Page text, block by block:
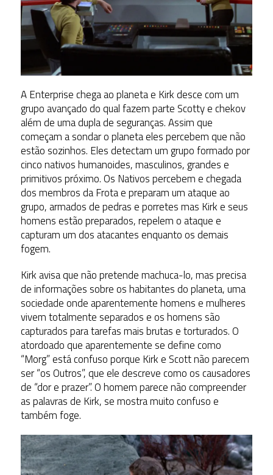
A Enterprise chega ao planeta e Kirk desce com um
grupo avançado do qual fazem parte Scotty e chekov
além de uma dupla de seguranças. Assim que
começam a sondar o planeta eles percebem que não
estão sozinhos. Eles detectam um grupo formado por
cinco nativos humanoides, masculinos, grandes e
primitivos próximo. Os Nativos percebem e chegada
dos membros da Frota e preparam um ataque ao
grupo, armados de pedras e porretes mas Kirk e seus
homens estão preparados, repelem o ataque e
capturam um dos atacantes enquanto os demais
fogem.
Kirk avisa que não pretende machuca-lo, mas precisa
de informações sobre os habitantes do planeta, uma
sociedade onde aparentemente homens e mulheres
vivem totalmente separados e os homens são
capturados para tarefas mais brutas e torturados. O
atordoado que aparentemente se define como
“Morg” está confuso porque Kirk e Scott não parecem
ser “os Outros”, que ele descreve como os causadores
de “dor e prazer”. O homem parece não compreender
as palavras de Kirk, se mostra muito confuso e
também foge.